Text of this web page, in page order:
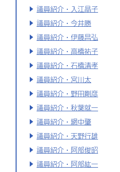
議員紹介・入江晶子
議員紹介・今井勝
議員紹介・伊藤昌弘
議員紹介・高橋祐子
議員紹介・石橋清孝
議員紹介・宮川太
議員紹介・野田剛彦
議員紹介・秋葉就一
議員紹介・網中肇
議員紹介・天野行雄
議員紹介・阿部俊昭
議員紹介・阿部紘一